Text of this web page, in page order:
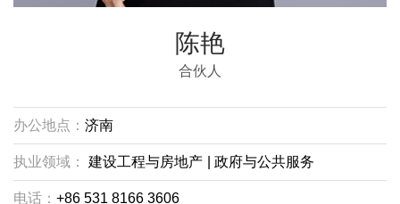
陈艳
合伙人
办公地点： 济南
执业领域： 建设工程与房地产 政府与公共服务
电话： +86 531 8166 3606